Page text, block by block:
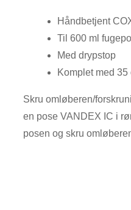
Håndbetjent
Til 600 ml
Med drypstop
Komplet med
Skru omløberen/
en pose VANDEX IC i
posen og skru